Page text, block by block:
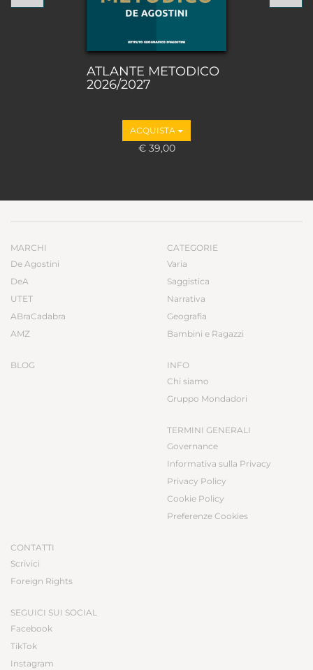
ATLANTE METODICO
2026/2027
ACQUISTA
€ 39,00
MARCHI
De Agostini
DeA
UTET
ABraCadabra
AMZ
BLOG
CATEGORIE
Varia
Saggistica
Narrativa
Geografia
Bambini e Ragazzi
INFO
Chi siamo
Gruppo Mondadori
TERMINI GENERALI
Governance
Informativa sulla Privacy
Privacy Policy
Cookie Policy
Preferenze Cookies
CONTATTI
Scrivici
Foreign Rights
SEGUICI SUI SOCIAL
Facebook
TikTok
Instagram